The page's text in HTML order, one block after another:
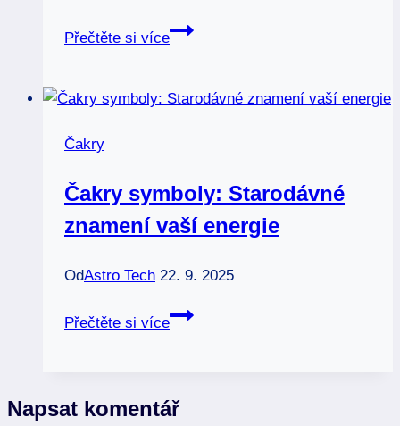
Přečtěte si více
Podstata
je
to
znamená
Čakry
Čakry symboly: Starodávné
znamení vaší energie
OdAstro Tech 22. 9. 2025
Přečtěte si více
Čakry
vaší
Napsat komentář